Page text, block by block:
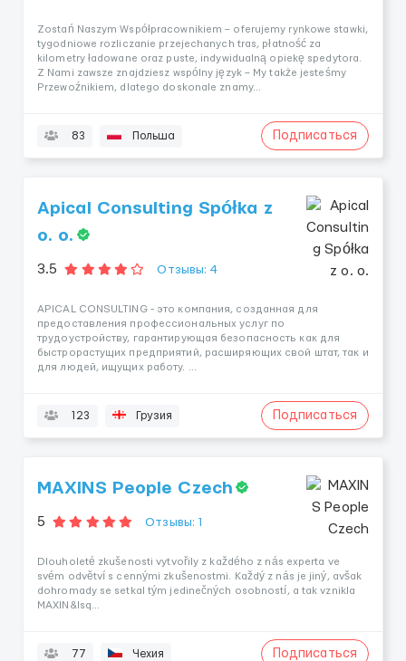
Zostań Naszym Współpracownikiem – oferujemy rynkowe stawki,
tygodniowe rozliczanie przejechanych tras, płatność za
kilometry ładowane oraz puste, indywidualną opiekę spedytora.
Z Nami zawsze znajdziesz wspólny język – My także jesteśmy
Przewoźnikiem, dlatego doskonale znamy...
83 Польша Подписаться
Apical Consulting Spółka z
o. o.
3.5 Отзывы: 4
APICAL CONSULTING - это компания, созданная для
предоставления профессиональных услуг по
трудоустройству, гарантирующая безопасность как для
быстрорастущих предприятий, расширяющих свой штат, так и
для людей, ищущих работу. ...
123 Грузия Подписаться
MAXINS People Czech
5 Отзывы: 1
Dlouholeté zkušenosti vytvořily z každého z nás experta ve
svém odvětví s cennými zkušenostmi. Každý z nás je jiný, avšak
dohromady se setkal tým jedinečných osobností, a tak vznikla
MAXIN&lsq...
77 Чехия Подписаться